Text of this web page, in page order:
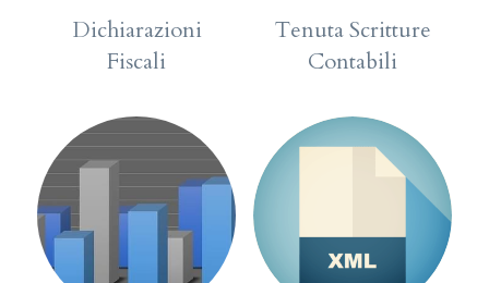
Dichiarazioni
Fiscali
Tenuta Scritture
Contabili